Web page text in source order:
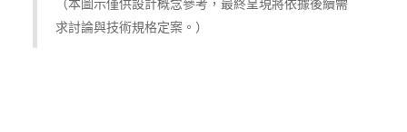
（本圖示僅供設計概念參考，最終呈現將依據後續需
求討論與技術規格定案。）